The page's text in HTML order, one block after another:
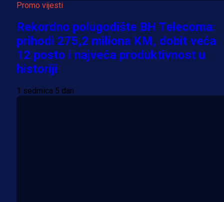
Promo vijesti
Rekordno polugodište BH Telecoma:
prihodi 275,2 miliona KM, dobit veća
12 posto i najveća produktivnost u
historiji
1 sedmica 5 dan